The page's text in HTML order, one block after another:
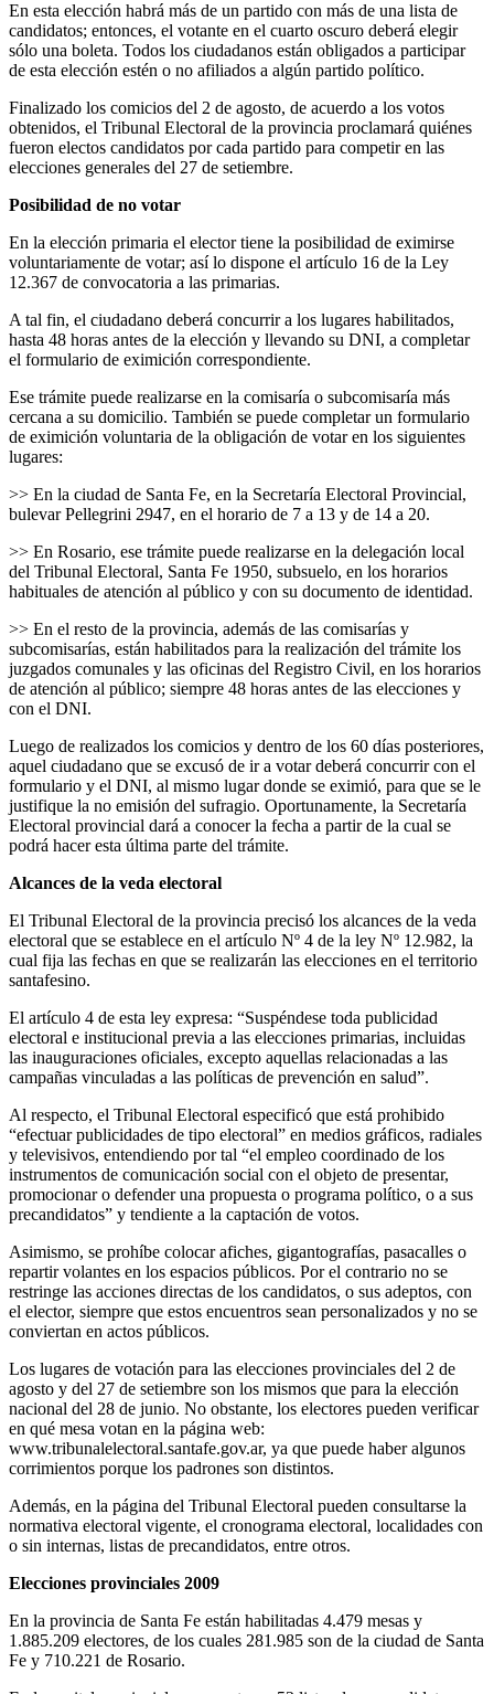
En esta elección habrá más de un partido con más de una lista de
candidatos; entonces, el votante en el cuarto oscuro deberá elegir
sólo una boleta. Todos los ciudadanos están obligados a participar
de esta elección estén o no afiliados a algún partido político.
Finalizado los comicios del 2 de agosto, de acuerdo a los votos
obtenidos, el Tribunal Electoral de la provincia proclamará quiénes
fueron electos candidatos por cada partido para competir en las
elecciones generales del 27 de setiembre.
Posibilidad de no votar
En la elección primaria el elector tiene la posibilidad de eximirse
voluntariamente de votar; así lo dispone el artículo 16 de la Ley
12.367 de convocatoria a las primarias.
A tal fin, el ciudadano deberá concurrir a los lugares habilitados,
hasta 48 horas antes de la elección y llevando su DNI, a completar
el formulario de eximición correspondiente.
Ese trámite puede realizarse en la comisaría o subcomisaría más
cercana a su domicilio. También se puede completar un formulario
de eximición voluntaria de la obligación de votar en los siguientes
lugares:
>> En la ciudad de Santa Fe, en la Secretaría Electoral Provincial,
bulevar Pellegrini 2947, en el horario de 7 a 13 y de 14 a 20.
>> En Rosario, ese trámite puede realizarse en la delegación local
del Tribunal Electoral, Santa Fe 1950, subsuelo, en los horarios
habituales de atención al público y con su documento de identidad.
>> En el resto de la provincia, además de las comisarías y
subcomisarías, están habilitados para la realización del trámite los
juzgados comunales y las oficinas del Registro Civil, en los horarios
de atención al público; siempre 48 horas antes de las elecciones y
con el DNI.
Luego de realizados los comicios y dentro de los 60 días posteriores,
aquel ciudadano que se excusó de ir a votar deberá concurrir con el
formulario y el DNI, al mismo lugar donde se eximió, para que se le
justifique la no emisión del sufragio. Oportunamente, la Secretaría
Electoral provincial dará a conocer la fecha a partir de la cual se
podrá hacer esta última parte del trámite.
Alcances de la veda electoral
El Tribunal Electoral de la provincia precisó los alcances de la veda
electoral que se establece en el artículo Nº 4 de la ley Nº 12.982, la
cual fija las fechas en que se realizarán las elecciones en el territorio
santafesino.
El artículo 4 de esta ley expresa: “Suspéndese toda publicidad
electoral e institucional previa a las elecciones primarias, incluidas
las inauguraciones oficiales, excepto aquellas relacionadas a las
campañas vinculadas a las políticas de prevención en salud”.
Al respecto, el Tribunal Electoral especificó que está prohibido
“efectuar publicidades de tipo electoral” en medios gráficos, radiales
y televisivos, entendiendo por tal “el empleo coordinado de los
instrumentos de comunicación social con el objeto de presentar,
promocionar o defender una propuesta o programa político, o a sus
precandidatos” y tendiente a la captación de votos.
Asimismo, se prohíbe colocar afiches, gigantografías, pasacalles o
repartir volantes en los espacios públicos. Por el contrario no se
restringe las acciones directas de los candidatos, o sus adeptos, con
el elector, siempre que estos encuentros sean personalizados y no se
conviertan en actos públicos.
Los lugares de votación para las elecciones provinciales del 2 de
agosto y del 27 de setiembre son los mismos que para la elección
nacional del 28 de junio. No obstante, los electores pueden verificar
en qué mesa votan en la página web:
www.tribunalelectoral.santafe.gov.ar, ya que puede haber algunos
corrimientos porque los padrones son distintos.
Además, en la página del Tribunal Electoral pueden consultarse la
normativa electoral vigente, el cronograma electoral, localidades con
o sin internas, listas de precandidatos, entre otros.
Elecciones provinciales 2009
En la provincia de Santa Fe están habilitadas 4.479 mesas y
1.885.209 electores, de los cuales 281.985 son de la ciudad de Santa
Fe y 710.221 de Rosario.